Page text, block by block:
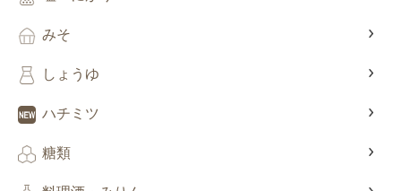
みそ
しょうゆ
ハチミツ
糖類